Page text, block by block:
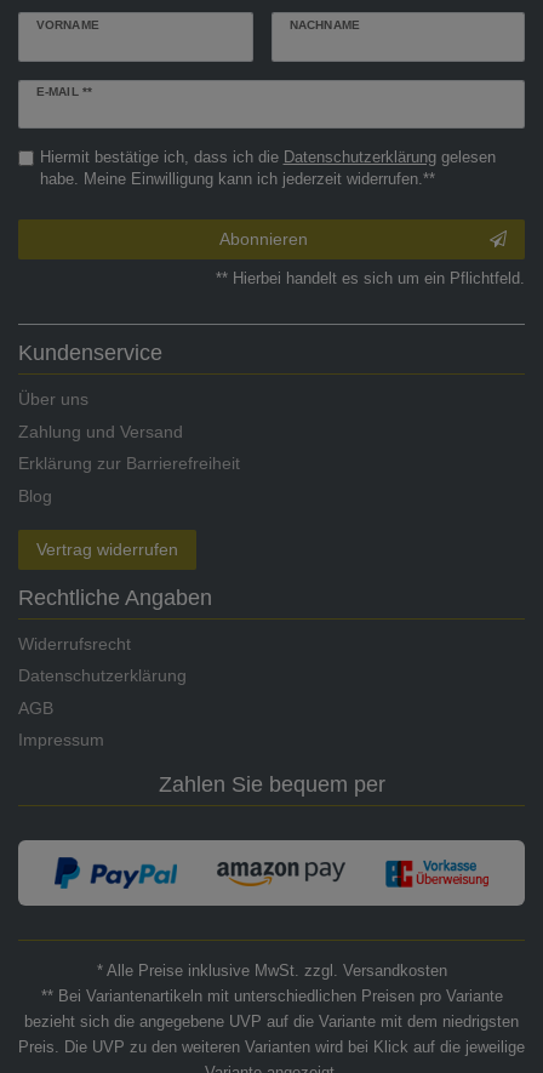
VORNAME NACHNAME
E-MAIL **
Newsletter
Hiermit bestätige ich, dass ich die Daten­schutz­erklärunggelesen
habe. Meine Einwilligung kann ich jederzeit widerrufen.**
Abonnieren
** Hierbei handelt es sich um ein Pflichtfeld.
Kundenservice
Über uns
Zahlung und Versand
Erklärung zur Barrierefreiheit
Blog
Vertrag widerrufen
Rechtliche Angaben
Widerrufsrecht
Datenschutzerklärung
AGB
Impressum
Zahlen Sie bequem per
* Alle Preise inklusive MwSt. zzgl. Versandkosten
** Bei Variantenartikeln mit unterschiedlichen Preisen pro Variante
bezieht sich die angegebene UVP auf die Variante mit dem niedrigsten
Preis. Die UVP zu den weiteren Varianten wird bei Klick auf die jeweilige